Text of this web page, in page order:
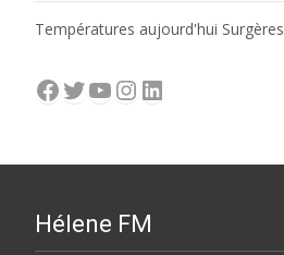
Températures aujourd'hui Surgères
Facebook
Twitter
YouTube
Instagram
LinkedIn
Hélene FM